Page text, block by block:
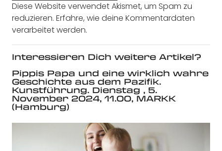
Diese Website verwendet Akismet, um Spam zu
reduzieren. Erfahre, wie deine Kommentardaten
verarbeitet werden.
Interessieren Dich weitere Artikel?
Pippis Papa und eine wirklich wahre
Geschichte aus dem Pazifik.
Kunstführung. Dienstag , 5.
November 2024, 11.00, MARKK
(Hamburg)